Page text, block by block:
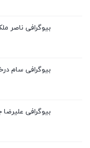
بیوگرافی ناصر
بیوگرافی سام
بیوگرافی علیرضا